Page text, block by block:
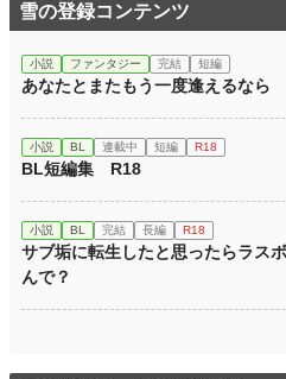
雪の登録コンテンツ
小説 ファンタジー 完結 短編
あなたとまたもう一度逢えるなら
小説 BL 連載中 短編 R18
BL短編集 R18
小説 BL 完結 長編 R18
サブ垢に転生したと思ったらラス
んで？